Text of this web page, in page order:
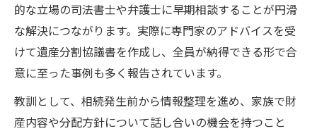
的な立場の司法書士や弁護士に早期相談することが円滑
な解決につながります。実際に専門家のアドバイスを受
けて遺産分割協議書を作成し、全員が納得できる形で合
意に至った事例も多く報告されています。
教訓として、相続発生前から情報整理を進め、家族で財
産内容や分配方針について話し合いの機会を持つこと